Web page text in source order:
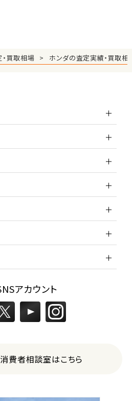
買取相場 ホンダの査定実績・買取相
アカウント
費者相談室はこちら